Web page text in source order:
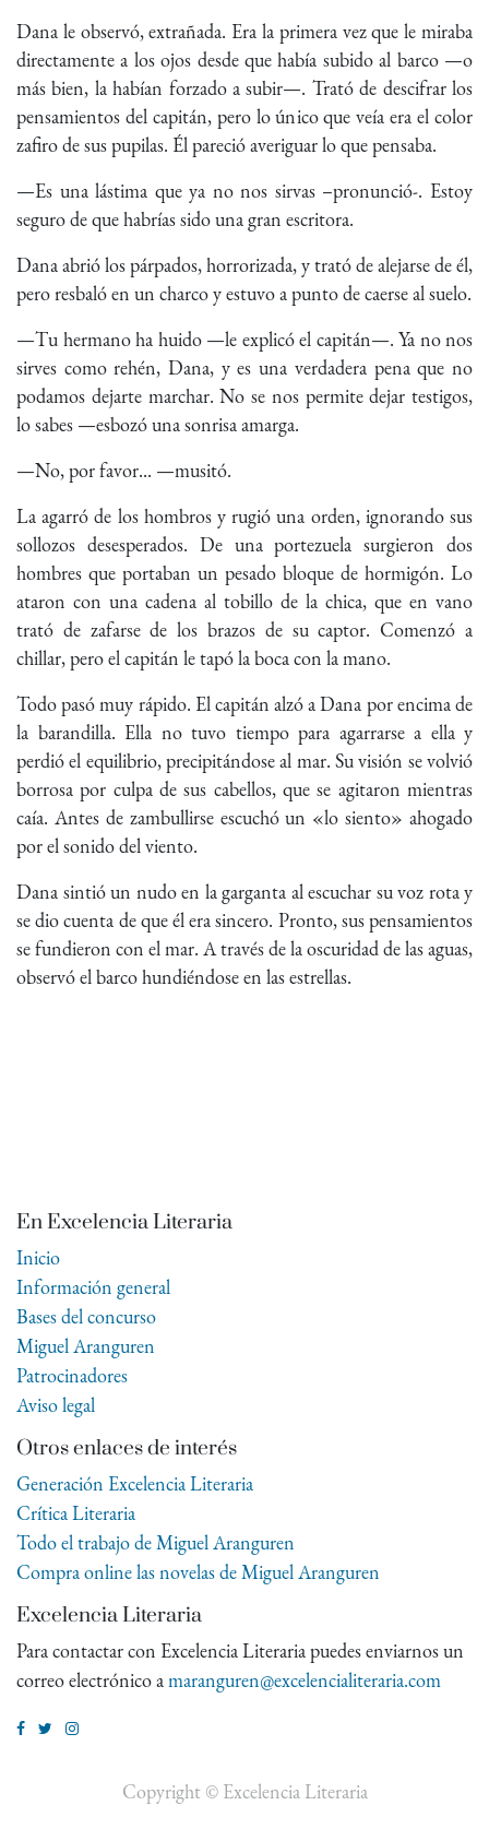
Dana le observó, extrañada. Era la primera vez que le miraba
directamente a los ojos desde que había subido al barco —o
más bien, la habían forzado a subir—. Trató de descifrar los
pensamientos del capitán, pero lo único que veía era el color
zafiro de sus pupilas. Él pareció averiguar lo que pensaba.
—Es una lástima que ya no nos sirvas –pronunció-. Estoy
seguro de que habrías sido una gran escritora.
Dana abrió los párpados, horrorizada, y trató de alejarse de él,
pero resbaló en un charco y estuvo a punto de caerse al suelo.
—Tu hermano ha huido —le explicó el capitán—. Ya no nos
sirves como rehén, Dana, y es una verdadera pena que no
podamos dejarte marchar. No se nos permite dejar testigos,
lo sabes —esbozó una sonrisa amarga.
—No, por favor... —musitó.
La agarró de los hombros y rugió una orden, ignorando sus
sollozos desesperados. De una portezuela surgieron dos
hombres que portaban un pesado bloque de hormigón. Lo
ataron con una cadena al tobillo de la chica, que en vano
trató de zafarse de los brazos de su captor. Comenzó a
chillar, pero el capitán le tapó la boca con la mano.
Todo pasó muy rápido. El capitán alzó a Dana por encima de
la barandilla. Ella no tuvo tiempo para agarrarse a ella y
perdió el equilibrio, precipitándose al mar. Su visión se volvió
borrosa por culpa de sus cabellos, que se agitaron mientras
caía. Antes de zambullirse escuchó un «lo siento» ahogado
por el sonido del viento.
Dana sintió un nudo en la garganta al escuchar su voz rota y
se dio cuenta de que él era sincero. Pronto, sus pensamientos
se fundieron con el mar. A través de la oscuridad de las aguas,
observó el barco hundiéndose en las estrellas.
En Excelencia Literaria
Inicio
Información general
Bases del concurso
Miguel Aranguren
Patrocinadores
Aviso legal
Otros enlaces de interés
Generación Excelencia Literaria
Crítica Literaria
Todo el trabajo de Miguel Aranguren
Compra online las novelas de Miguel Aranguren
Excelencia Literaria
Para contactar con Excelencia Literaria puedes enviarnos un
correo electrónico amaranguren@excelencialiteraria.com
Copyright © Excelencia Literaria